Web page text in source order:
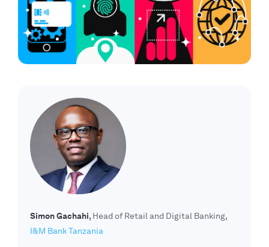
Simon Gachahi Head of Retail and Digital Banking
I&M Bank Tanzania